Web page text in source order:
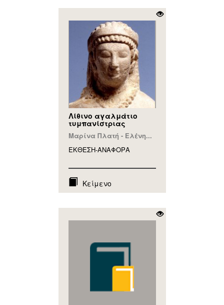
Λίθινο αγαλμάτιο
τυμπανίστριας
Μαρίνα Πλατή - Ελένη...
ΕΚΘΕΣΗ-ΑΝΑΦΟΡA
Κείμενο